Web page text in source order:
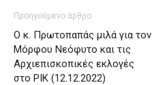
Προηγούμενο άρθρο
Ο κ. Πρωτοπαπάς μιλά για τον
Μόρφου Νεόφυτο και τις
Αρχιεπισκοπικές εκλογές
στο ΡΙΚ (12.12.2022)